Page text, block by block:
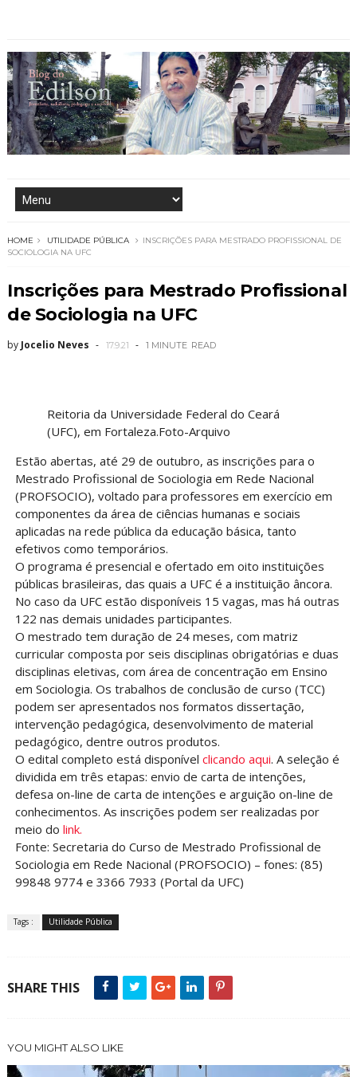
HOME UTILIDADE PÚBLICA
INSCRIÇÕES PARA MESTRADO PROFISSIONAL DE
SOCIOLOGIA NA UFC
Inscrições para Mestrado Profissional
de Sociologia na UFC
by Jocelio Neves 17.9.21 1 MINUTE READ
Reitoria da Universidade Federal do Ceará
(UFC), em Fortaleza.Foto-Arquivo
Estão abertas, até 29 de outubro, as inscrições para o
Mestrado Profissional de Sociologia em Rede Nacional
(PROFSOCIO), voltado para professores em exercício em
componentes da área de ciências humanas e sociais
aplicadas na rede pública da educação básica, tanto
efetivos como temporários.
O programa é presencial e ofertado em oito instituições
públicas brasileiras, das quais a UFC é a instituição âncora.
No caso da UFC estão disponíveis 15 vagas, mas há outras
122 nas demais unidades participantes.
O mestrado tem duração de 24 meses, com matriz
curricular composta por seis disciplinas obrigatórias e duas
disciplinas eletivas, com área de concentração em Ensino
em Sociologia. Os trabalhos de conclusão de curso (TCC)
podem ser apresentados nos formatos dissertação,
intervenção pedagógica, desenvolvimento de material
pedagógico, dentre outros produtos.
O edital completo está disponível clicando aqui. A seleção é
dividida em três etapas: envio de carta de intenções,
defesa on-line de carta de intenções e arguição on-line de
conhecimentos. As inscrições podem ser realizadas por
meio do link.
Fonte: Secretaria do Curso de Mestrado Profissional de
Sociologia em Rede Nacional (PROFSOCIO) – fones: (85)
99848 9774 e 3366 7933 (Portal da UFC)
Tags : Utilidade Pública
SHARE THIS
YOU MIGHT ALSO LIKE